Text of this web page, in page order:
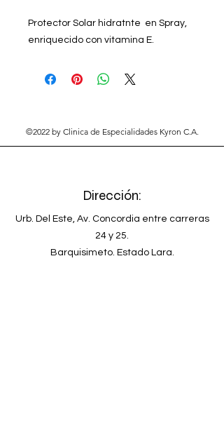
Protector Solar hidratnte en Spray,
enriquecido con vitamina E.
©2022 by Clinica de Especialidades Kyron C.A.
Dirección:
Urb. Del Este, Av. Concordia entre carreras
24 y 25.
Barquisimeto. Estado Lara.